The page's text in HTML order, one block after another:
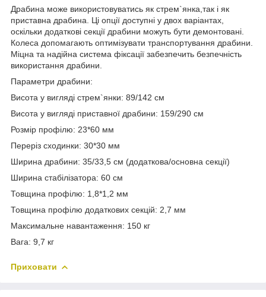
Драбина може використовуватись як стрем`янка,так і як
приставна драбина. Ці опції доступні у двох варіантах,
оскільки додаткові секції драбини можуть бути демонтовані.
Колеса допомагають оптимізувати транспортування драбини.
Міцна та надійна система фіксації забезпечить безпечність
використання драбини.
Параметри драбини:
Висота у вигляді стрем`янки: 89/142 см
Висота у вигляді приставної драбини: 159/290 см
Розмір профілю: 23*60 мм
Переріз сходинки: 30*30 мм
Ширина драбини: 35/33,5 см (додаткова/основна секції)
Ширина стабілізатора: 60 см
Товщина профілю: 1,8*1,2 мм
Товщина профілю додаткових секцій: 2,7 мм
Максимальне навантаження: 150 кг
Вага: 9,7 кг
Приховати